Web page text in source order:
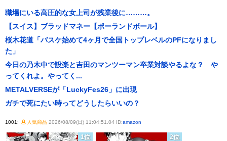
職場にいる高圧的な女上司が残業後に………。
【スイス】ブラッドマネー【ポーランドボール】
桜木花道「バスケ始めて4ヶ月で全国トップレベルのPFになりまし
た」
今日の乃木中で設楽と吉田のマンツーマン卒業対談やるよな？ や
ってくれよ。やってく...
METALVERSEが「LuckyFes26」に出現
ガチで死にたい時ってどうしたらいいの？
1001: 人気商品2026/08/09(日) 11:04:51.04 ID:amazon
1位 2位